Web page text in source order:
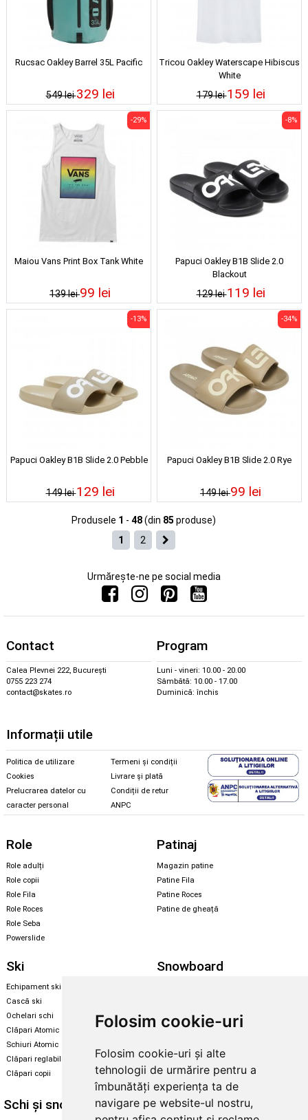
Folosim cookie-uri
Folosim cookie-uri și alte
tehnologii de urmărire pentru a
îmbunătăți experiența ta de
navigare pe website-ul nostru,
Rucsac Oakley Barrel 35L Pacific
549 lei329 lei
Tricou Oakley Waterscape Hibiscus
White
179 lei159 lei
Maiou Vans Print Box Tank White
139 lei
-29%
99 lei
Papuci Oakley B1B Slide 2.0
Blackout
129 lei
-8%
119 lei
Papuci Oakley B1B Slide 2.0 Pebble
149 lei
-13%
129 lei
Papuci Oakley B1B Slide 2.0 Rye
149 lei
-34%
99 lei
Produsele 1 - 48(din 85 produse)
1
2
Urmărește-ne pe social media
Contact
Calea Plevnei 222, București
0755 223 274
contact@skates.ro
Program
Luni - vineri: 10.00 - 20.00
Sâmbătă: 10.00 - 17.00
Duminică: închis
Informații utile
Politica de utilizare
Cookies
Prelucrarea datelor cu
caracter personal
Termeni și condiții
Livrare și plată
Condiții de retur
ANPC
Role
Role adulți
Role copii
Role Fila
Role Roces
Role Seba
Powerslide
Patinaj
Magazin patine
Patine Fila
Patine Roces
Patine de gheață
Ski
Echipament ski
Cască ski
Ochelari schi
Clăpari Atomic
Schiuri Atomic
Clăpari reglabili
Clăpari copii
Snowboard
Legături Rome SDS
Santa Cruz
Enuff Skateboards
Schi și snowboard Diverse